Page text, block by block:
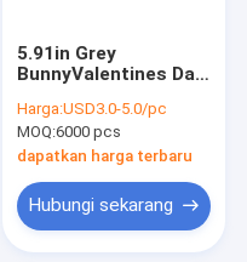
5.91in Grey
BunnyValentines Day
Harga:USD3.0-5.0/pc
MOQ:6000 pcs
dapatkan harga terbaru
Hubungi sekarang